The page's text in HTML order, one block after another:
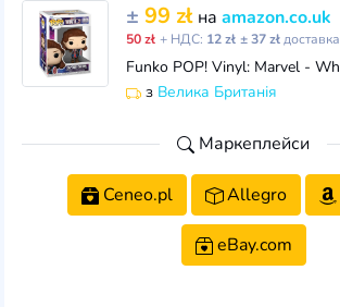
± 99 zł на amazon.co.uk
50 zł + НДС: 12 zł ± 37 złдоставка
з Велика Британія
Маркеплейси
Ceneo.pl Allegro
eBay.com